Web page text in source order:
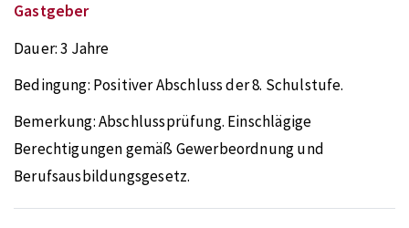
Gastgeber
Dauer:3 Jahre
Bedingung: Positiver Abschluss der 8. Schulstufe.
Bemerkung:Abschlussprüfung. Einschlägige
Berechtigungen gemäß Gewerbeordnung und
Berufsausbildungsgesetz.